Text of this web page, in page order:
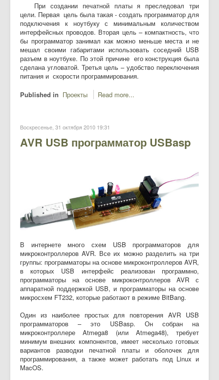
При создании печатной платы я преследовал три
цели. Первая цель была такая - создать программатор для
подключения к ноутбуку с минимальным количеством
интерфейсных проводов. Вторая цель – компактность, что
бы программатор занимал как можно меньше места и не
мешал своими габаритами использовать соседний USB
разъем в ноутбуке. По этой причине его конструкция была
сделана угловатой. Третья цель – удобство переключения
питания и скорости программирования.
Published in Проекты Read more...
Воскресенье, 31 октября 2010 19:31
AVR USB программатор USBasp
В интернете много схем USB программаторов для
микроконтроллеров AVR. Все их можно разделить на три
группы: программаторы на основе микроконтроллеров AVR,
в которых USB интерфейс реализован программно,
программаторы на основе микроконтроллеров AVR с
аппаратной поддержкой USB, и программаторы на основе
микросхем FT232, которые работают в режиме BitBang.
Один из наиболее простых для повторения AVR USB
программаторов – это USBasp. Он собран на
микроконтроллере Atmega8 (или Atmega48), требует
минимум внешних компонентов, имеет несколько готовых
вариантов разводки печатной платы и оболочек для
программирования, а также может работать под Linux и
MacOS.